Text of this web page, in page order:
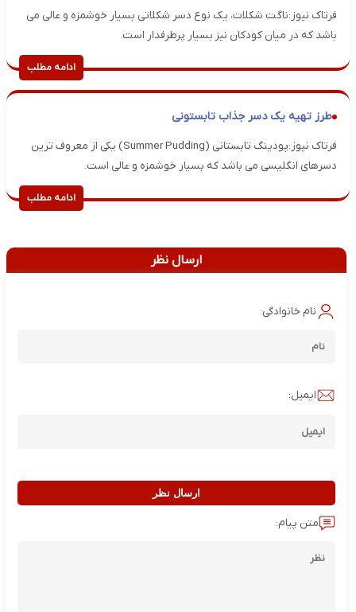
فرتاک نیوز:ناگت شکلات، یک نوع دسر شکلاتی بسیار خوشمزه و عالی می
باشد که در میان کودکان نیز بسیار پرطرفدار است.
ادامه مطلب
طرز تهیه یک دسر جذاب تابستونی
فرتاک نیوز:پودینگ تابستانی (Summer Pudding) یکی از معروف ترین
دسرهای انگلیسی می باشد که بسیار خوشمزه و عالی است.
ادامه مطلب
ارسال نظر
نام خانوادگی:
ایمیل:
ارسال نظر
متن پیام: